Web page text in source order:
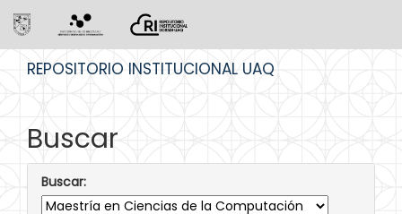
REPOSITORIO INSTITUCIONAL UAQ
Buscar
Buscar: